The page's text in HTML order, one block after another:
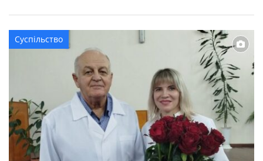
навчанні, творчості та спорті. Про це повідомляє
Синельниківська міська рада. 11 юних “зірок” – учнів та
вихованців […]
Суспільство